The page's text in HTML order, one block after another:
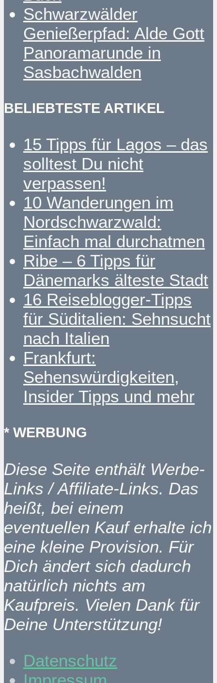
Schwarzwälder
Genießerpfad: Alde Gott
Panoramarunde in
Sasbachwalden
BELIEBTESTE ARTIKEL
15 Tipps für Lagos – das
solltest Du nicht
verpassen!
10 Wanderungen im
Nordschwarzwald:
Einfach mal durchatmen
Ribe – 6 Tipps für
Dänemarks älteste Stadt
16 Reiseblogger-Tipps
für Süditalien: Sehnsucht
nach Italien
Frankfurt:
Sehenswürdigkeiten,
Insider Tipps und mehr
* WERBUNG
Diese Seite enthält Werbe-
Links / Affiliate-Links. Das
heißt, bei einem
eventuellen Kauf erhalte ich
eine kleine Provision. Für
Dich ändert sich dadurch
natürlich nichts am
Kaufpreis. Vielen Dank für
Deine Unterstützung!
Datenschutz